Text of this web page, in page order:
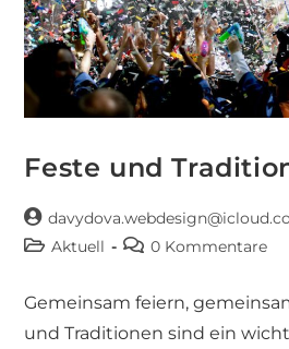
Feste und
Aktuell
0 Kommentare
Gemeinsam feiern,
und Traditionen sind ein